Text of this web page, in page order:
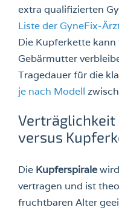
extra qualifizierten
Liste der GyneFix-
Die Kupferkette kann
Gebärmutter
Tragedauer für die
je nach Modell
versus
Die Kupferspirale
vertragen und ist
fruchtbaren Alter